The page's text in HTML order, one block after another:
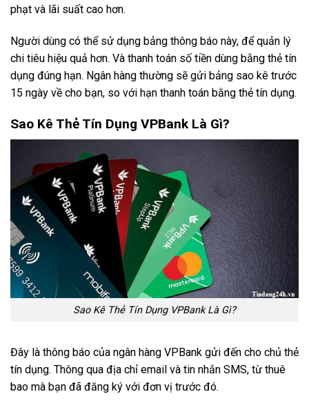
phạt và lãi suất cao hơn.
Người dùng có thể sử dụng bảng thông báo này, để quản lý
chi tiêu hiệu quả hơn. Và thanh toán số tiền dùng bằng thẻ tín
dụng đúng hạn. Ngân hàng thường sẽ gửi bảng sao kê trước
15 ngày về cho bạn, so với hạn thanh toán bằng thẻ tín dụng.
Sao Kê Thẻ Tín Dụng VPBank Là Gì?
Sao Kê Thẻ Tín Dụng VPBank Là Gì?
Đây là thông báo của ngân hàng VPBank gửi đến cho chủ thẻ
tín dụng. Thông qua địa chỉ email và tin nhắn SMS, từ thuê
bao mà bạn đã đăng ký với đơn vị trước đó.